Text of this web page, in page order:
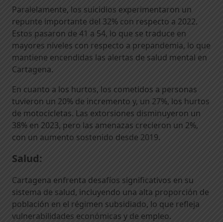
Paralelamente, los suicidios experimentaron un
repunte importante del 32% con respecto a 2022.
Estos pasaron de 41 a 54, lo que se traduce en
mayores niveles con respecto a prepandemia, lo que
mantiene encendidas las alertas de salud mental en
Cartagena.
En cuanto a los hurtos, los cometidos a personas
tuvieron un 20% de incremento y, un 27%, los hurtos
de motocicletas. Las extorsiones disminuyeron un
38% en 2023, pero las amenazas crecieron un 2%,
con un aumento sostenido desde 2019.
Salud:
Cartagena enfrenta desafíos significativos en su
sistema de salud, incluyendo una alta proporción de
población en el régimen subsidiado, lo que refleja
vulnerabilidades económicas y de empleo.